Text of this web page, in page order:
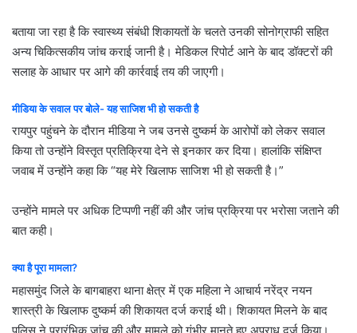
बताया जा रहा है कि स्वास्थ्य संबंधी शिकायतों के चलते उनकी सोनोग्राफी सहित
अन्य चिकित्सकीय जांच कराई जानी है। मेडिकल रिपोर्ट आने के बाद डॉक्टरों की
सलाह के आधार पर आगे की कार्रवाई तय की जाएगी।
मीडिया के सवाल पर बोले- यह साजिश भी हो सकती है
रायपुर पहुंचने के दौरान मीडिया ने जब उनसे दुष्कर्म के आरोपों को लेकर सवाल
किया तो उन्होंने विस्तृत प्रतिक्रिया देने से इनकार कर दिया। हालांकि संक्षिप्त
जवाब में उन्होंने कहा कि “यह मेरे खिलाफ साजिश भी हो सकती है।”
उन्होंने मामले पर अधिक टिप्पणी नहीं की और जांच प्रक्रिया पर भरोसा जताने की
बात कही।
क्या है पूरा मामला?
महासमुंद जिले के बागबाहरा थाना क्षेत्र में एक महिला ने आचार्य नरेंद्र नयन
शास्त्री के खिलाफ दुष्कर्म की शिकायत दर्ज कराई थी। शिकायत मिलने के बाद
पुलिस ने प्रारंभिक जांच की और मामले को गंभीर मानते हुए अपराध दर्ज किया।